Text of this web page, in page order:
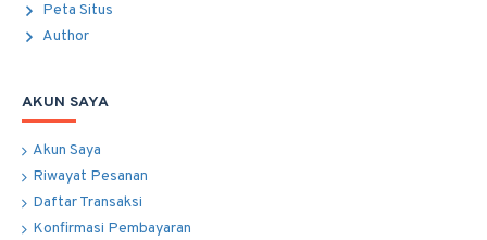
Peta Situs
Author
AKUN SAYA
Akun Saya
Riwayat Pesanan
Daftar Transaksi
Konfirmasi Pembayaran